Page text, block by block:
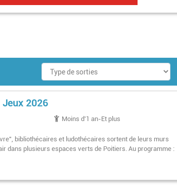
Jeux 2026
Moins d'1 an-Et plus
bibliothécaires et ludothécaires sortent de leurs murs
dans plusieurs espaces verts de Poitiers. Au programme :